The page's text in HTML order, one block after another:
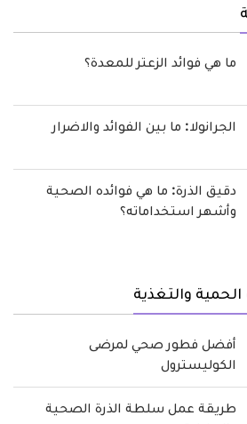
ما هي فوائد الزعتر للمعدة؟
الجرانولا: ما بين الفوائد والاضرار
دقيق الذرة: ما هي فوائده الصحية
وأشهر استخداماته؟
والتغذية
أفضل فطور صحي لمرضى
الكوليسترول
طريقة عمل سلطة الذرة الصحية